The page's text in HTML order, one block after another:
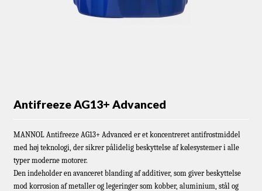
Antifreeze AG13+ Advanced
MANNOL Antifreeze AG13+ Advanced er et koncentreret antifrostmiddel
med høj teknologi, der sikrer pålidelig beskyttelse af kølesystemer i alle
typer moderne motorer.
Den indeholder en avanceret blanding af additiver, som giver beskyttelse
mod korrosion af metaller og legeringer som kobber, aluminium, stål og